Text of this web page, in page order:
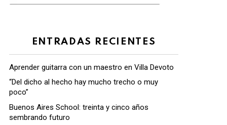
ENTRADAS RECIENTES
Aprender guitarra con un maestro en Villa Devoto
“Del dicho al hecho hay mucho trecho o muy
poco”
Buenos Aires School: treinta y cinco años
sembrando futuro